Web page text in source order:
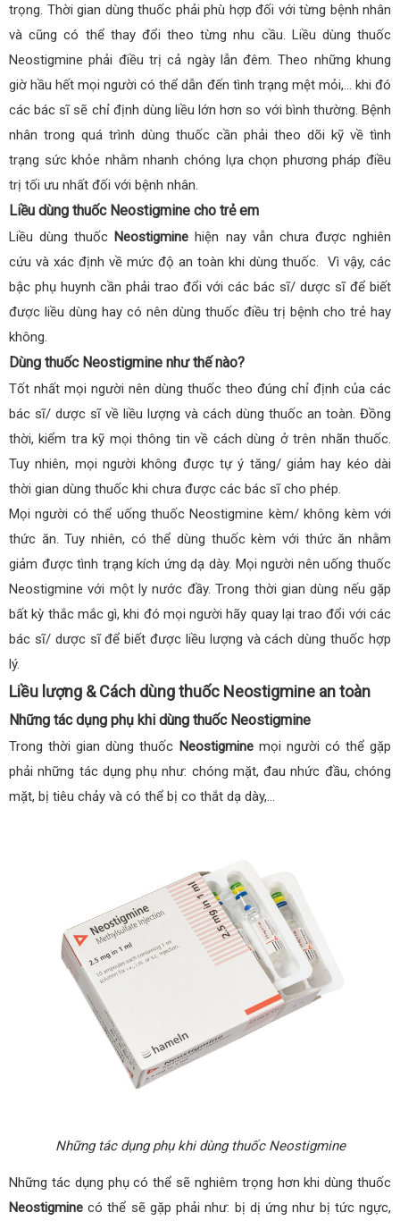
trọng. Thời gian dùng thuốc phải phù hợp đối với từng bệnh nhân
và cũng có thể thay đổi theo từng nhu cầu. Liều dùng thuốc
Neostigmine phải điều trị cả ngày lẫn đêm. Theo những khung
giờ hầu hết mọi người có thể dẫn đến tình trạng mệt mỏi,… khi đó
các bác sĩ sẽ chỉ định dùng liều lớn hơn so với bình thường. Bệnh
nhân trong quá trình dùng thuốc cần phải theo dõi kỹ về tình
trạng sức khỏe nhằm nhanh chóng lựa chọn phương pháp điều
trị tối ưu nhất đối với bệnh nhân.
Liều dùng thuốc Neostigmine cho trẻ em
Liều dùng thuốc Neostigmine hiện nay vẫn chưa được nghiên
cứu và xác định về mức độ an toàn khi dùng thuốc. Vì vậy, các
bậc phụ huynh cần phải trao đổi với các bác sĩ/ dược sĩ để biết
được liều dùng hay có nên dùng thuốc điều trị bệnh cho trẻ hay
không.
Dùng thuốc Neostigmine như thế nào?
Tốt nhất mọi người nên dùng thuốc theo đúng chỉ định của các
bác sĩ/ dược sĩ về liều lượng và cách dùng thuốc an toàn. Đồng
thời, kiểm tra kỹ mọi thông tin về cách dùng ở trên nhãn thuốc.
Tuy nhiên, mọi người không được tự ý tăng/ giảm hay kéo dài
thời gian dùng thuốc khi chưa được các bác sĩ cho phép.
Mọi người có thể uống thuốc Neostigmine kèm/ không kèm với
thức ăn. Tuy nhiên, có thể dùng thuốc kèm với thức ăn nhằm
giảm được tình trạng kích ứng dạ dày. Mọi người nên uống thuốc
Neostigmine với một ly nước đầy. Trong thời gian dùng nếu gặp
bất kỳ thắc mắc gì, khi đó mọi người hãy quay lại trao đổi với các
bác sĩ/ dược sĩ để biết được liều lượng và cách dùng thuốc hợp
lý.
Liều lượng & Cách dùng thuốc Neostigmine an toàn
Những tác dụng phụ khi dùng thuốc Neostigmine
Trong thời gian dùng thuốc Neostigminemọi người có thể gặp
phải những tác dụng phụ như: chóng mặt, đau nhức đầu, chóng
mặt, bị tiêu chảy và có thể bị co thắt dạ dày,…
Những tác dụng phụ khi dùng thuốc Neostigmine
Những tác dụng phụ có thể sẽ nghiêm trọng hơn khi dùng thuốc
Neostigmine có thể sẽ gặp phải như: bị dị ứng như bị tức ngực,